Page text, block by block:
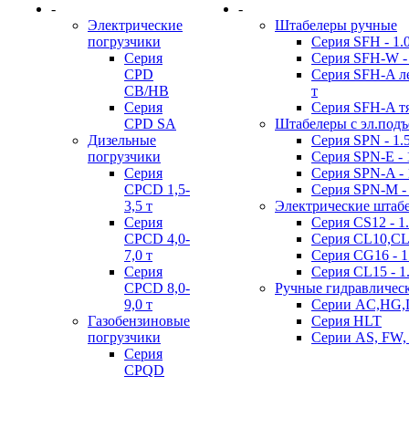
-
Электрические
погрузчики
Серия
CPD
CB/HB
Серия
CPD SA
Дизельные
погрузчики
Серия
CPCD 1,5-
3,5 т
Серия
CPCD 4,0-
7,0 т
Серия
CPCD 8,0-
9,0 т
Газобензиновые
погрузчики
Серия
CPQD
-
Штабелеры ручные
Серия SFH -
Серия SFH-W -
Серия SFH-A
т
Серия SFH-A
Штабелеры с
Серия SPN -
Серия SPN-E -
Серия SPN-A -
Серия SPN-M -
Электрические
Серия CS12 -
Серия
Серия CG16 -
Серия CL15 -
Ручные
Серии
Серия HLT
Серии AS,